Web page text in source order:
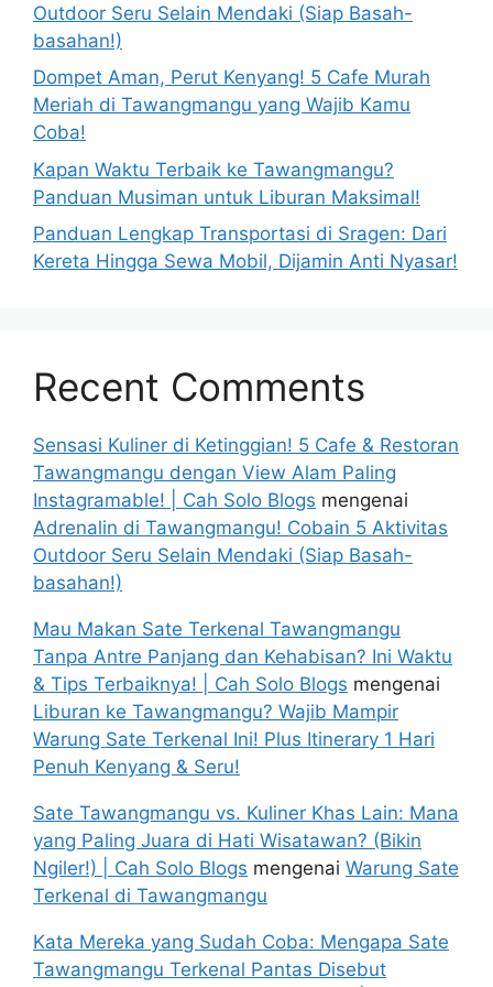
Outdoor Seru Selain Mendaki (Siap Basah-
basahan!)
Dompet Aman, Perut Kenyang! 5 Cafe Murah
Meriah di Tawangmangu yang Wajib Kamu
Coba!
Kapan Waktu Terbaik ke Tawangmangu?
Panduan Musiman untuk Liburan Maksimal!
Panduan Lengkap Transportasi di Sragen: Dari
Kereta Hingga Sewa Mobil, Dijamin Anti Nyasar!
Recent Comments
Sensasi Kuliner di Ketinggian! 5 Cafe & Restoran
Tawangmangu dengan View Alam Paling
Instagramable! | Cah Solo Blogs mengenai
Adrenalin di Tawangmangu! Cobain 5 Aktivitas
Outdoor Seru Selain Mendaki (Siap Basah-
basahan!)
Mau Makan Sate Terkenal Tawangmangu
Tanpa Antre Panjang dan Kehabisan? Ini Waktu
& Tips Terbaiknya! | Cah Solo Blogs mengenai
Liburan ke Tawangmangu? Wajib Mampir
Warung Sate Terkenal Ini! Plus Itinerary 1 Hari
Penuh Kenyang & Seru!
Sate Tawangmangu vs. Kuliner Khas Lain: Mana
yang Paling Juara di Hati Wisatawan? (Bikin
Ngiler!) | Cah Solo Blogs mengenai Warung Sate
Terkenal di Tawangmangu
Kata Mereka yang Sudah Coba: Mengapa Sate
Tawangmangu Terkenal Pantas Disebut